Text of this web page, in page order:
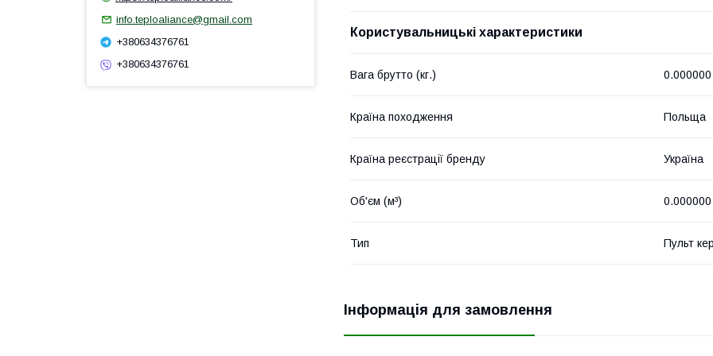
Користувальницькі характеристики
Вага брутто (кг.) 0.000000
Країна походження Польща
Країна реєстрації бренду Україна
Об'єм (м³) 0.000000
Тип Пульт
Інформація для замовлення
info.teploaliance@gmail.com
+380634376761
+380634376761